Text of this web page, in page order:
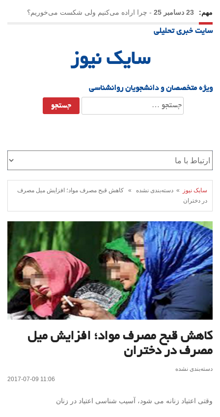
مهم: 23 دسامبر 25 - چرا اراده می‌کنیم ولی شکست می‌خوریم؟
21 دسامبر 25
سایت خبری تحلیلی
سایک نیوز
ویژه متخصصان و دانشجویان روانشناسی
جستجو
برای:
سایک نیوز
» دسته‌بندی نشده » کاهش قبح مصرف مواد؛ افزایش میل مصرف
در دختران
کاهش قبح مصرف مواد؛ افزایش میل
مصرف در دختران
دسته‌بندی نشده
2017-07-09 11:06
وقتی اعتیاد زنانه می شود، آسیب شناسی اعتیاد در زنان